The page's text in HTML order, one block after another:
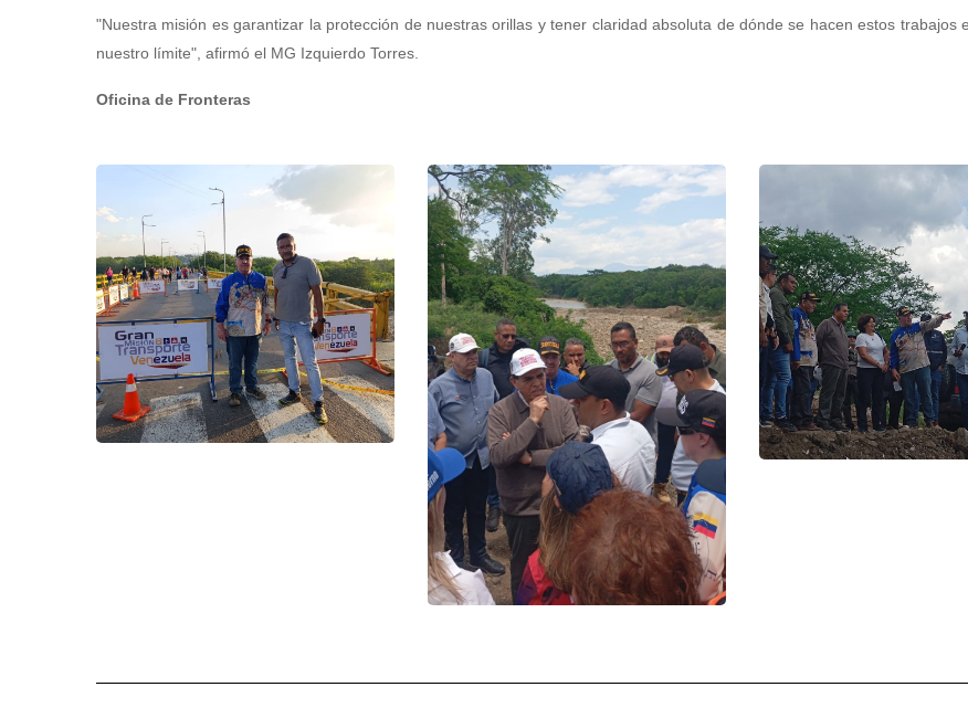
"Nuestra misión es garantizar la protección de nuestras orillas y tener claridad absoluta de dónde se hacen estos trabajos
nuestro límite", afirmó el MG Izquierdo Torres.
Oficina de Fronteras